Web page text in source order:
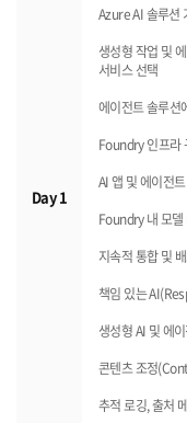
Day 1
Azure AI 솔루션
생성형 작업 및
서비스 선택
에이전트 솔루션
Foundry 인프라
AI 앱 및 에이전
Foundry 내 모델
지속적 통합 및
책임 있는
생성형 AI 및 에
콘텐츠 조정
추적 로깅, 출처